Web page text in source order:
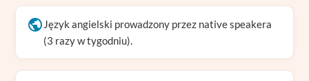
Język angielski prowadzony przez native speakera
(3 razy w tygodniu).